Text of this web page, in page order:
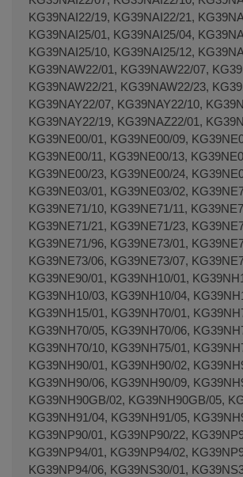
KG39NAI22/19, KG39NAI22/21,
KG39NAI25/01, KG39NAI25/04,
KG39NAI25/10, KG39NAI25/12,
KG39NAW22/01, KG39NAW22/07,
KG39NAW22/21, KG39NAW22/23,
KG39NAY22/07, KG39NAY22/10,
KG39NAY22/19, KG39NAZ22/01,
KG39NE00/01, KG39NE00/09,
KG39NE00/11, KG39NE00/13,
KG39NE00/23, KG39NE00/24,
KG39NE03/01, KG39NE03/02,
KG39NE71/10, KG39NE71/11,
KG39NE71/21, KG39NE71/23,
KG39NE71/96, KG39NE73/01,
KG39NE73/06, KG39NE73/07,
KG39NE90/01, KG39NH10/01,
KG39NH10/03, KG39NH10/04,
KG39NH15/01, KG39NH70/01,
KG39NH70/05, KG39NH70/06,
KG39NH70/10, KG39NH75/01,
KG39NH90/01, KG39NH90/02,
KG39NH90/06, KG39NH90/09,
KG39NH90GB/02, KG39NH90GB/05,
KG39NH91/04, KG39NH91/05,
KG39NP90/01, KG39NP90/22,
KG39NP94/01, KG39NP94/02,
KG39NP94/06, KG39NS30/01,